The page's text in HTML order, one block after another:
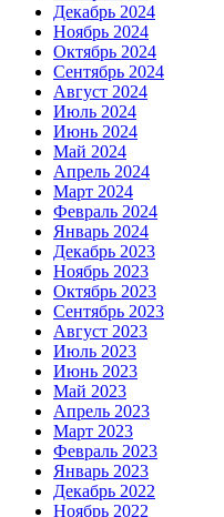
Декабрь 2024
Ноябрь 2024
Октябрь 2024
Сентябрь 2024
Август 2024
Июль 2024
Июнь 2024
Май 2024
Апрель 2024
Март 2024
Февраль 2024
Январь 2024
Декабрь 2023
Ноябрь 2023
Октябрь 2023
Сентябрь 2023
Август 2023
Июль 2023
Июнь 2023
Май 2023
Апрель 2023
Март 2023
Февраль 2023
Январь 2023
Декабрь 2022
Ноябрь 2022